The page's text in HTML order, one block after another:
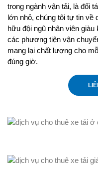
trong ngành vận tải, là đối
lớn nhỏ, chúng tôi tự tin về
hữu đội ngũ nhân viên
các phương tiện vận
mang lại chất lượng cho
đúng giờ.